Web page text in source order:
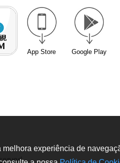
App Store Google Play
experiência de